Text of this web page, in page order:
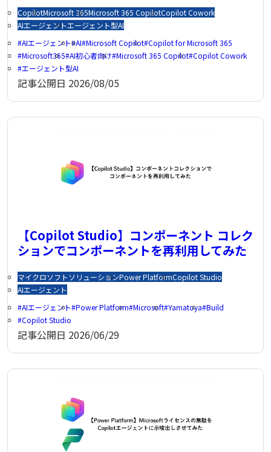
CopilotMicrosoft 365Microsoft 365 CopilotCopilot Cowork
AIエージェントエージェント型AI
AIエージェント AI Microsoft Copilot Copilot for Microsoft 365
Microsoft365 AI初心者向け Microsoft 365 Copilot Copilot Cowork
エージェント型AI
記事公開日 2026/08/05
【Copilot Studio】コンポーネント コレク
ションでコンポーネントを再利用してみた
マイクロソフトソリューションPower PlatformCopilot Studio
AIエージェント
AIエージェント Power Platform Microsoft Yamatoya Build
Copilot Studio
記事公開日 2026/06/29